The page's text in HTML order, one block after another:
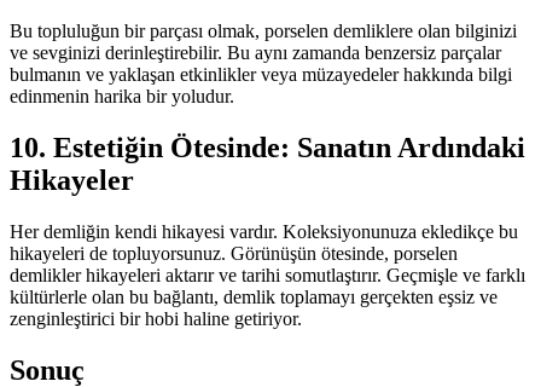
Bu topluluğun bir parçası olmak, porselen demliklere olan bilginizi
ve sevginizi derinleştirebilir. Bu aynı zamanda benzersiz parçalar
bulmanın ve yaklaşan etkinlikler veya müzayedeler hakkında bilgi
edinmenin harika bir yoludur.
10. Estetiğin Ötesinde: Sanatın Ardındaki
Hikayeler
Her demliğin kendi hikayesi vardır. Koleksiyonunuza ekledikçe bu
hikayeleri de topluyorsunuz. Görünüşün ötesinde, porselen
demlikler hikayeleri aktarır ve tarihi somutlaştırır. Geçmişle ve farklı
kültürlerle olan bu bağlantı, demlik toplamayı gerçekten eşsiz ve
zenginleştirici bir hobi haline getiriyor.
Sonuç